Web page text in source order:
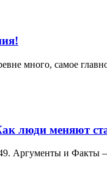
много, самое
люди меняют
Аргументы и